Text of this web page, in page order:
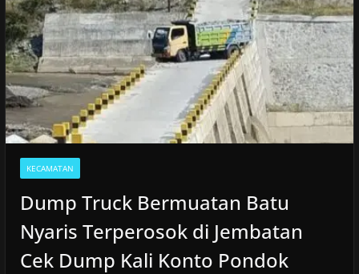
KECAMATAN
Dump Truck Bermuatan Batu
Nyaris Terperosok di Jembatan
Cek Dump Kali Konto Pondok